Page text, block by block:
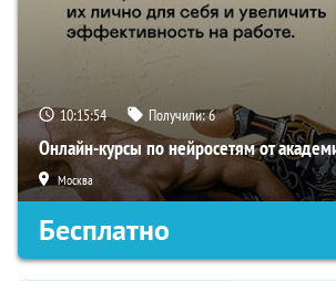
10:15:53 Получили:6
Онлайн-курсы по нейросетям от
Москва
Бесплатно